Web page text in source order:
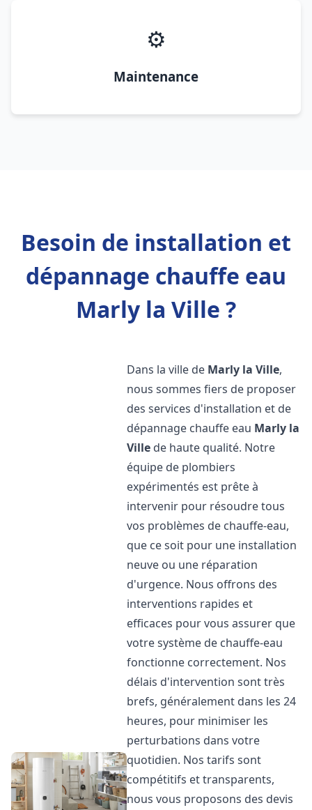
⚙️
Maintenance
Besoin de installation et
dépannage chauffe eau
Marly la Ville ?
Dans la ville de Marly la Ville,
nous sommes fiers de proposer
des services d'installation et de
dépannage chauffe eau Marly la
Ville de haute qualité. Notre
équipe de plombiers
expérimentés est prête à
intervenir pour résoudre tous
vos problèmes de chauffe-eau,
que ce soit pour une installation
neuve ou une réparation
d'urgence. Nous offrons des
interventions rapides et
efficaces pour vous assurer que
votre système de chauffe-eau
fonctionne correctement. Nos
délais d'intervention sont très
brefs, généralement dans les 24
heures, pour minimiser les
perturbations dans votre
quotidien. Nos tarifs sont
compétitifs et transparents,
nous vous proposons des devis